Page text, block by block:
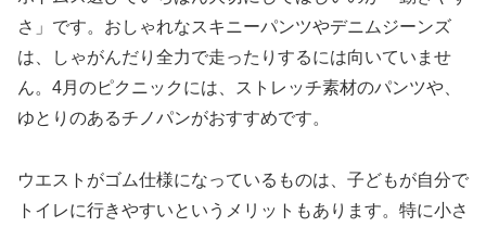
さ」です。おしゃれなスキニーパンツやデニムジーンズ
は、しゃがんだり全力で走ったりするには向いていませ
ん。4月のピクニックには、ストレッチ素材のパンツや、
ゆとりのあるチノパンがおすすめです。
ウエストがゴム仕様になっているものは、子どもが自分で
トイレに行きやすいというメリットもあります。特に小さ